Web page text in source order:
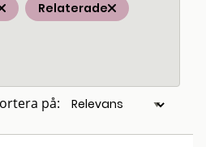
Relaterade
på: